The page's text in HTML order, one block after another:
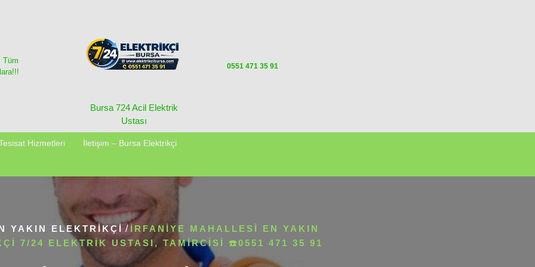
Tüm
Bursa 724 Acil Elektrik
Ustası
0551 471 35 91
Hizmetleri İletişim – Bursa Elektrikçi
YAKIN ELEKTRIKÇI /İRFANIYE MAHALLESI EN YAKIN
7/24 ELEKTRIK USTASI, TAMIRCISI ☎️0551 471 35 91